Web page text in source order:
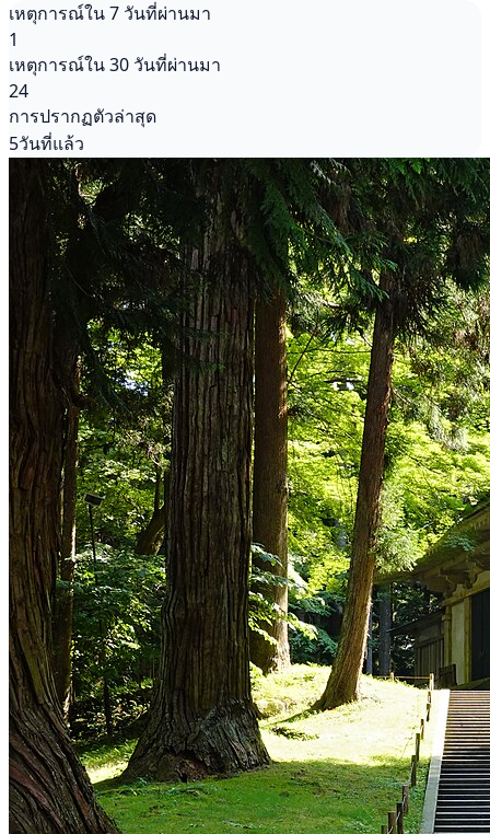
เหตุการณ์ใน 7 วันที่ผ่านมา
1
เหตุการณ์ใน 30 วันที่ผ่านมา
24
การปรากฏตัวล่าสุด
5วันที่แล้ว